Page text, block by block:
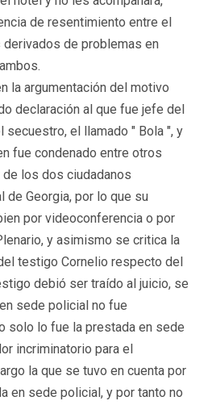
de resentimiento entre el
de problemas en
la argumentación del motivo
declaración al que fue jefe del
secuestro, el llamado " Bola ", y
fue condenado entre otros
los dos ciudadanos
de Georgia, por lo que su
por videoconferencia o por
y asimismo se critica la
testigo Cornelio respecto del
debió ser traído al juicio, se
sede policial no fue
solo lo fue la prestada en sede
incriminatorio para el
la que se tuvo en cuenta por
en sede policial, y por tanto no